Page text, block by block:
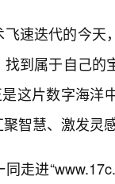
速迭代的今天
到属于自己
是这片数字海
智慧、激发灵
走进